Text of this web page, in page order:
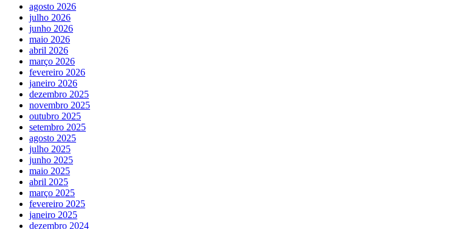
agosto 2026
julho 2026
junho 2026
maio 2026
abril 2026
março 2026
fevereiro 2026
janeiro 2026
dezembro 2025
novembro 2025
outubro 2025
setembro 2025
agosto 2025
julho 2025
junho 2025
maio 2025
abril 2025
março 2025
fevereiro 2025
janeiro 2025
dezembro 2024